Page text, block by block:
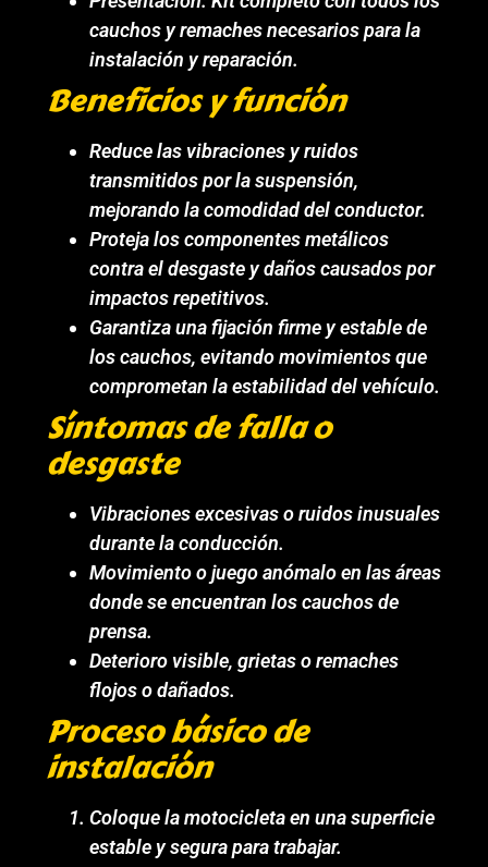
cauchos y remaches necesarios para la
instalación y reparación.
Beneficios y función
Reduce las vibraciones y ruidos
transmitidos por la suspensión,
mejorando la comodidad del conductor.
Proteja los componentes metálicos
contra el desgaste y daños causados por
impactos repetitivos.
Garantiza una fijación firme y estable de
los cauchos, evitando movimientos que
comprometan la estabilidad del vehículo.
Síntomas de falla o
desgaste
Vibraciones excesivas o ruidos inusuales
durante la conducción.
Movimiento o juego anómalo en las áreas
donde se encuentran los cauchos de
prensa.
Deterioro visible, grietas o remaches
flojos o dañados.
Proceso básico de
instalación
Coloque la motocicleta en una superficie
estable y segura para trabajar.